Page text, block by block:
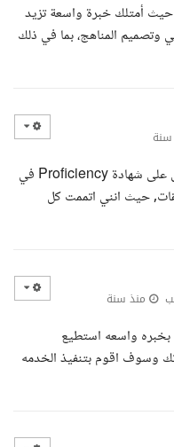
حيث أمتلك خبرة واسعة تزيد
وتصميم المناهج، بما في ذلك
مرحبا أستاذة مها, انا محمد الشواف حاصل على شهادة Proficiency في
حيث انني اتممت كل
منذ سنة
بخبره واسعه استطيع
وسوف اقوم بتنفيذ الخدمه